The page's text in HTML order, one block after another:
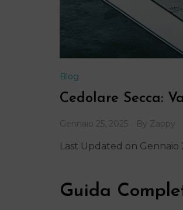
Blog
Cedolare Secca:
Gennaio 25, 2025 By Zappy
Last Updated on Gennaio
Guida